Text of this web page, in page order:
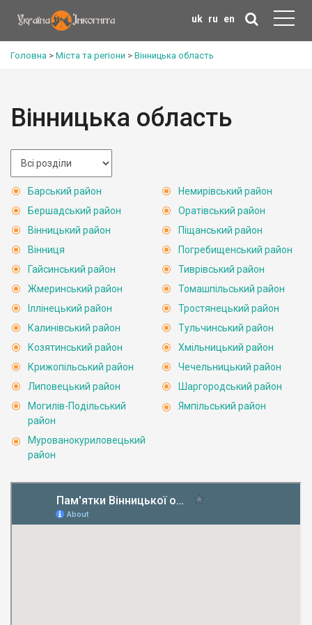
uk ru en
Головна > Міста та регіони > Вінницька область
Вінницька область
Барський район
Бершадський район
Вінницький район
Вінниця
Гайсинський район
Жмеринський район
Іллінецький район
Калинівський район
Козятинський район
Крижопільський район
Липовецький район
Могилів-Подільський
район
Мурованокуриловецький
район
Немирівський район
Оратівський район
Піщанський район
Погребищенський район
Тиврівський район
Томашпільський район
Тростянецький район
Тульчинський район
Хмільницький район
Чечельницький район
Шаргородський район
Ямпільський район